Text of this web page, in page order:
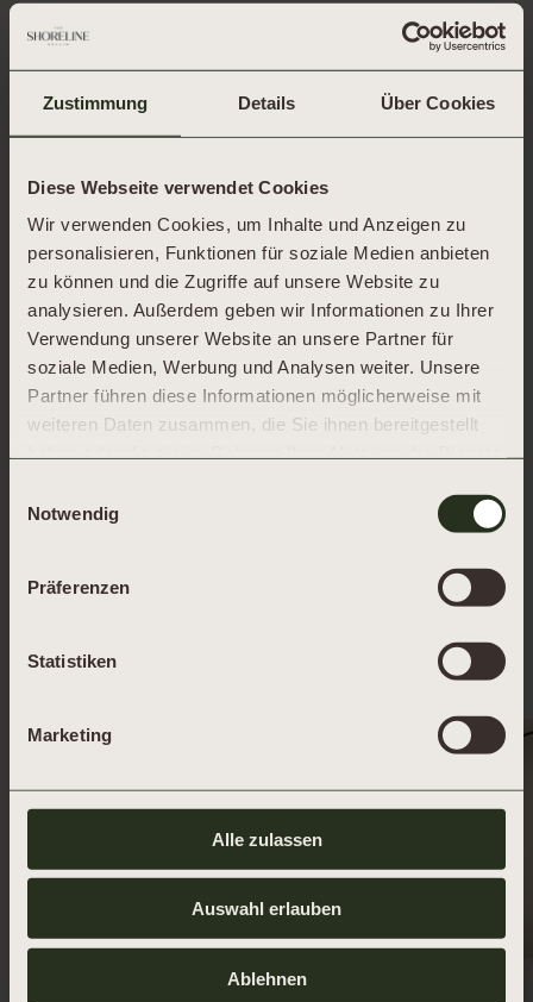
Zustimmung Details Über Cookies
Diese Webseite verwendet Cookies
Wir verwenden Cookies, um Inhalte und Anzeigen zu
personalisieren, Funktionen für soziale Medien anbieten
zu können und die Zugriffe auf unsere Website zu
analysieren. Außerdem geben wir Informationen zu Ihrer
Verwendung unserer Website an unsere Partner für
soziale Medien, Werbung und Analysen weiter. Unsere
Partner führen diese Informationen möglicherweise mit
weiteren Daten zusammen, die Sie ihnen bereitgestellt
Notwendig
Präferenzen
Statistiken
Marketing
Alle zulassen
Auswahl erlauben
Ablehnen
» KÜCHE
» TV (IN JEDEM SCHLAF- UND
WOHNZIMMER)
» HAARTROCKNER
» SPA BAG MIT BADEMANTEL & SLIPPER
» SAUNATÜCHER
» KOSMETIKSPIEGEL (BELEUCHTET)
» SAFE
» WLAN